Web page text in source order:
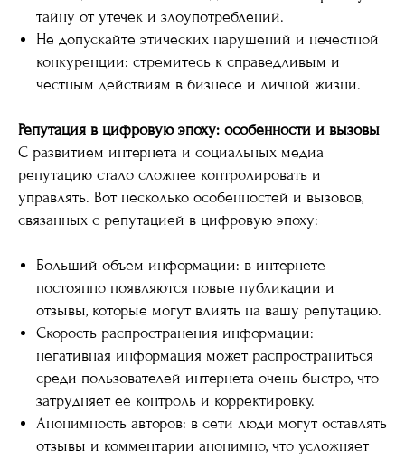
тайну от утечек и злоупотреблений.
Не допускайте этических нарушений и нечестной
конкуренции: стремитесь к справедливым и
честным действиям в бизнесе и личной жизни.
Репутация в цифровую эпоху: особенности и вызовы
С развитием интернета и социальных медиа
репутацию стало сложнее контролировать и
управлять. Вот несколько особенностей и вызовов,
связанных с репутацией в цифровую эпоху:
Больший объем информации: в интернете
постоянно появляются новые публикации и
отзывы, которые могут влиять на вашу репутацию.
Скорость распространения информации:
негативная информация может распространиться
среди пользователей интернета очень быстро, что
затрудняет её контроль и корректировку.
Анонимность авторов: в сети люди могут оставлять
отзывы и комментарии анонимно, что усложняет